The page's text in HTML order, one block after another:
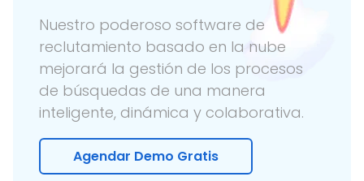
Nuestro poderoso software de
reclutamiento basado en la nube
mejorará la gestión de los procesos
de búsquedas de una manera
inteligente, dinámica y colaborativa.
Agendar Demo Gratis